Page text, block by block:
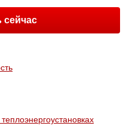
сейчас